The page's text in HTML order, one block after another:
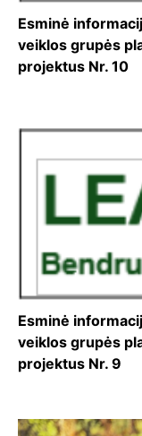
Esminė
veiklos grupės
projektus Nr. 10
Esminė
veiklos grupės
projektus Nr. 9